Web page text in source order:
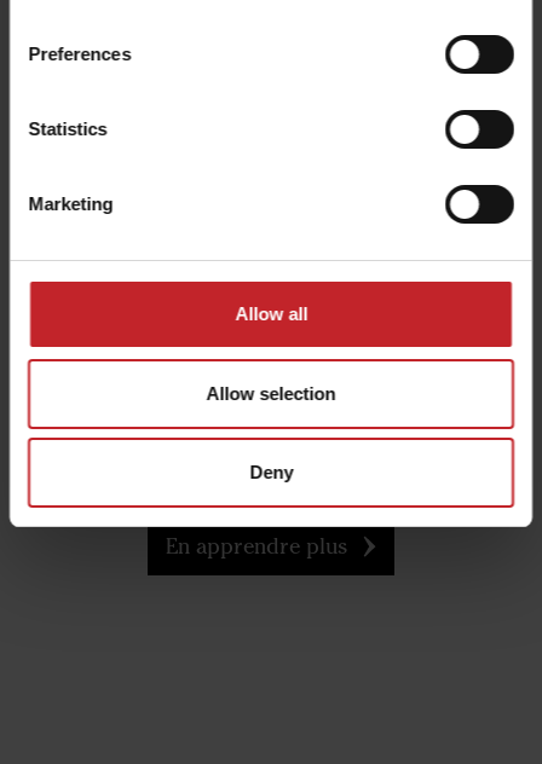
Preferences
Statistics
Marketing
Allow all
Allow selection
Deny
Guides QuickStart
Regardez nos films QuickStart pour la famille
Spirit.
En apprendre plus